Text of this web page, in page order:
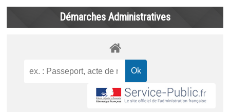
Démarches Administratives